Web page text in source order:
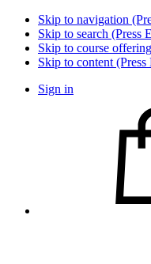
Skip to navigation
Skip to search (Press
Skip to course
Skip to content (Press
Sign in